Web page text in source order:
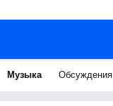
Музыка Обсуждения